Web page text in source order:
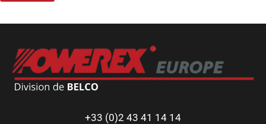
+33 (0)2 43 41 14 14